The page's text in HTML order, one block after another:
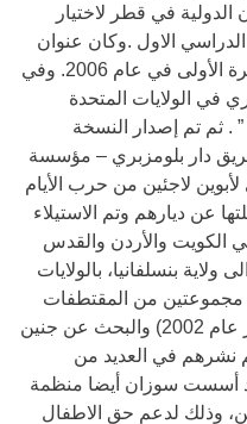
في قطر لاختيار
الاول .وكان عنوان
الكتاب الأصلي “ندبة داود” ونشر للمرة الأولى في عام 2006. وفي
في الولايات المتحدة
. ثم تم إصدار النسخة
الكتاب في 2012 عن طريق دار بلومزبري – مؤسسة
لاجئين من حرب الأيام
عائلتها عن ديارهم وتم الاستيلاء
الكويت والأردن والقدس
ولاية بنسلفانيا، بالولايات
مجموعتين من المقتطفات
بما فيهم أوهام محطمة (أمال للنشر عام 2002) والبحث عن جنين
عام 2003)، وقد تم نشرهم في العديد من
قد أسست سوزان أيضا منظمة
وذلك لدعم حق الاطفال